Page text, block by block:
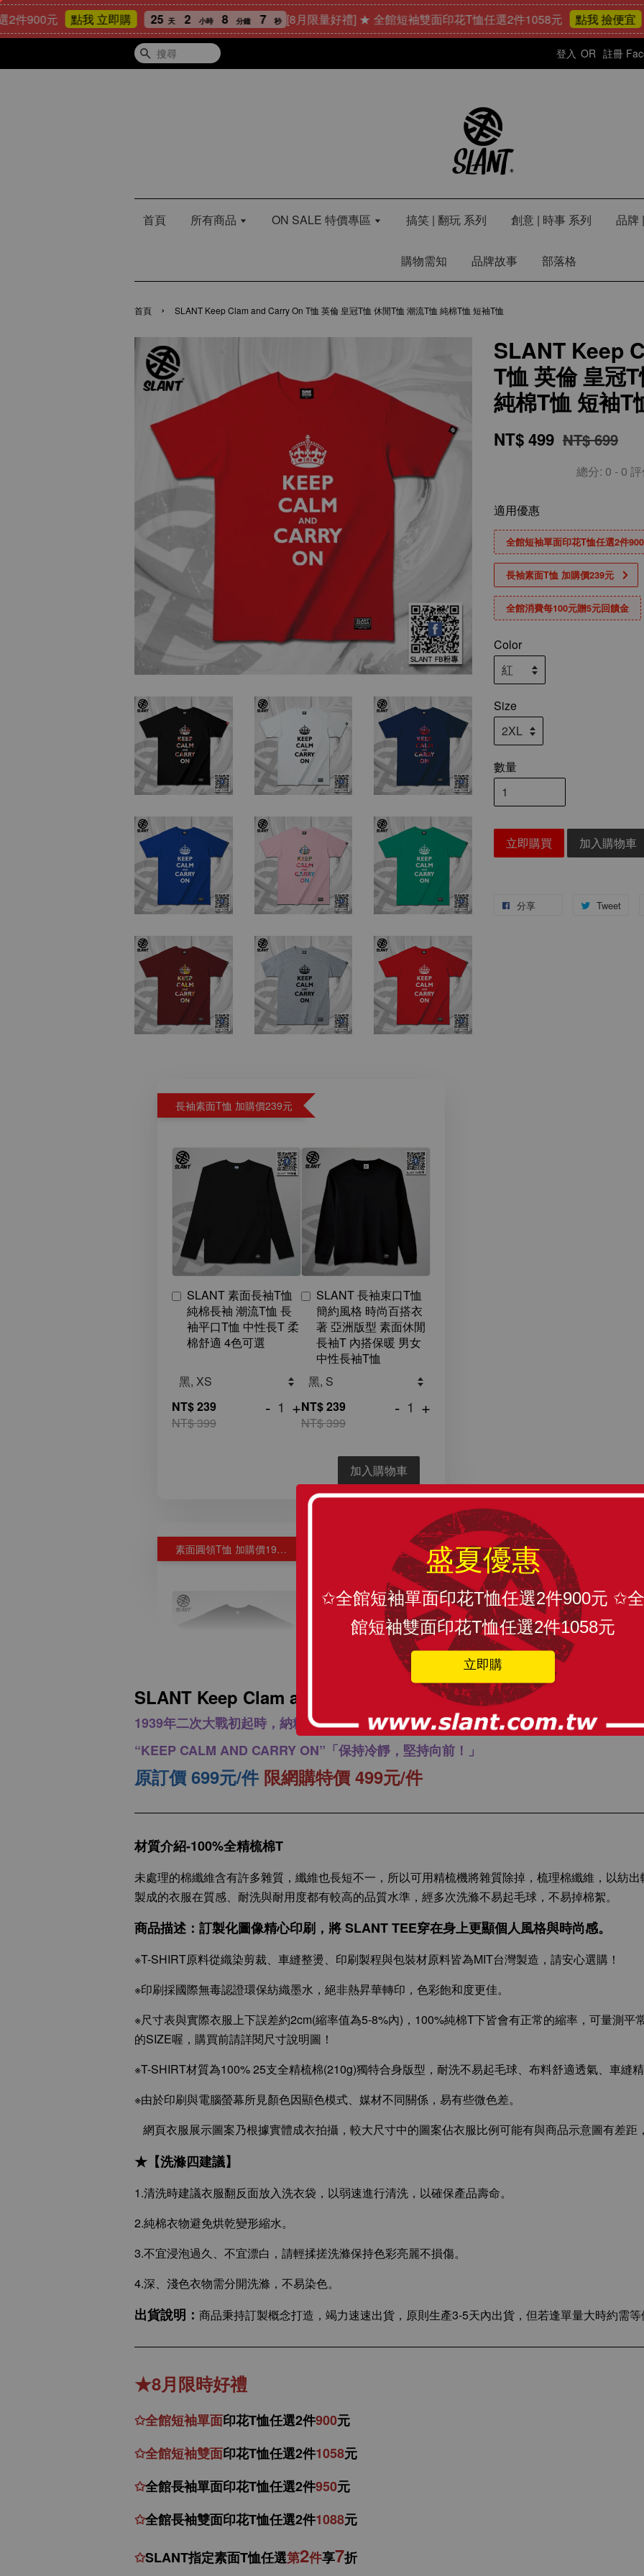
元 點我 立即購 25 2 小時 8 分鐘 6 秒 [8月限量好禮] ★ 全館短袖雙面印花T恤任選2件1058元 點我 撿便宜 25
盛夏優惠
✩全館短袖單面印花T恤任選2件900元 ✩全
館短袖雙面印花T恤任選2件1058元
立即購
搜尋 登入 OR 註冊
首頁 所有商品 ON SALE 特價專區 搞笑 | 翻玩 系列 創意 | 時事 系列 品牌
購物需知 品牌故事 部落格
首頁 › SLANT Keep Clam and Carry On T恤 英倫 皇冠T恤 休閒T恤 潮流T恤 純棉T恤 短袖T恤
SLANT Keep
T恤 英倫 皇冠
純棉T恤 短袖T
NT$ 499 NT$ 699
總分: 0 - 0
適用優惠
全館短袖單面印花T恤任選2件
長袖素面T恤 加購價239元
全館消費每100元贈5元回饋金
Color
Size
數量
立即購買 加入購物車
分享 Tweet
長袖素面T恤 加購價239元
SLANT 素面長袖T恤
純棉長袖 潮流T恤 長
袖平口T恤 中性長T 柔
棉舒適 4色可選
NT$ 239
NT$ 399
- +
SLANT 長袖束口T恤
簡約風格 時尚百搭衣
著 亞洲版型 素面休閒
長袖T 內搭保暖 男女
中性長袖T恤
NT$ 239
NT$ 399
- +
加入購物車
素面圓領T恤 加購價199元
SLANT 素面中性 短袖
T恤 百搭T恤 潮牌品質
100%精梳環紡棉 亞洲
版型 經典合身12色可
NT$ 199
-
瀏覽更多
SLANT Keep Clam and Carry On T恤 英倫 皇冠T恤
1939年二次大戰初起時，納粹德國席捲歐洲，英國政府設計激勵民心的海報，
“KEEP CALM AND CARRY ON”「保持冷靜，堅持向前！」
原訂價 699元/件 限網購特價 499元/件
材質介紹-100%全精梳棉T
未處理的棉纖維含有許多雜質，纖維也長短不一，所以可用精梳機將雜質除掉，梳理棉纖維，以紡
製成的衣服在質感、耐洗與耐用度都有較高的品質水準，經多次洗滌不易起毛球，不易掉棉絮。
商品描述：訂製化圖像精心印刷，將 SLANT TEE穿在身上更顯個人風格與時尚感。
※T-SHIRT原料從織染剪裁、車縫整燙、印刷製程與包裝材原料皆為MIT台灣製造，請安心選購！
※印刷採國際無毒認證環保紡織墨水，絕非熱昇華轉印，色彩飽和度更佳。
※尺寸表與實際衣服上下誤差約2cm(縮率值為5-8%內)，100%純棉T下皆會有正常的縮率，可量測平
的SIZE喔，購買前請詳閱尺寸說明圖！
※T-SHIRT材質為100% 25支全精梳棉(210g)獨特合身版型，耐洗不易起毛球、布料舒適透氣、車縫
※由於印刷與電腦螢幕所見顏色因顯色模式、媒材不同關係，易有些微色差。
網頁衣服展示圖案乃根據實體成衣拍攝，較大尺寸中的圖案佔衣服比例可能有與商品示意圖有差距
★【洗滌四建議】
1.清洗時建議衣服翻反面放入洗衣袋，以弱速進行清洗，以確保產品壽命。
2.純棉衣物避免烘乾變形縮水。
3.不宜浸泡過久、不宜漂白，請輕揉搓洗滌保持色彩亮麗不損傷。
4.深、淺色衣物需分開洗滌，不易染色。
出貨說明： 商品秉持訂製概念打造，竭力速速出貨，原則生產3-5天內出貨，但若逢單量大時約需
★8月限時好禮
✩全館短袖單面印花T恤任選2件900元
✩全館短袖雙面印花T恤任選2件1058元
✩全館長袖單面印花T恤任選2件950元
✩全館長袖雙面印花T恤任選2件1088元
✩SLANT指定素面T恤任選第2件享7折